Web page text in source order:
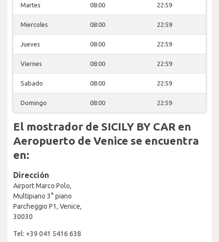
Martes 08:00 22:59
Miercoles 08:00 22:59
Jueves 08:00 22:59
Viernes 08:00 22:59
Sabado 08:00 22:59
Domingo 08:00 22:59
El mostrador de SICILY BY CAR en
Aeropuerto de Venice se encuentra
en:
Dirección
Airport Marco Polo,
Multipiano 3° piano
Parcheggio P1, Venice,
30030
Tel: +39 041 5416 638